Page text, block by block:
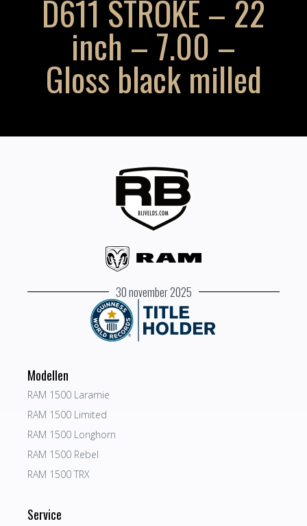
D611 STROKE – 22
inch – 7.00 –
Gloss black milled
30 november 2025
Modellen
RAM 1500 Laramie
RAM 1500 Limited
RAM 1500 Longhorn
RAM 1500 Rebel
RAM 1500 TRX
Service